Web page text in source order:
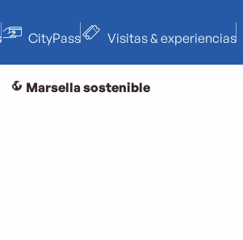
CityPass Visitas & experiencias
Marsella sostenible